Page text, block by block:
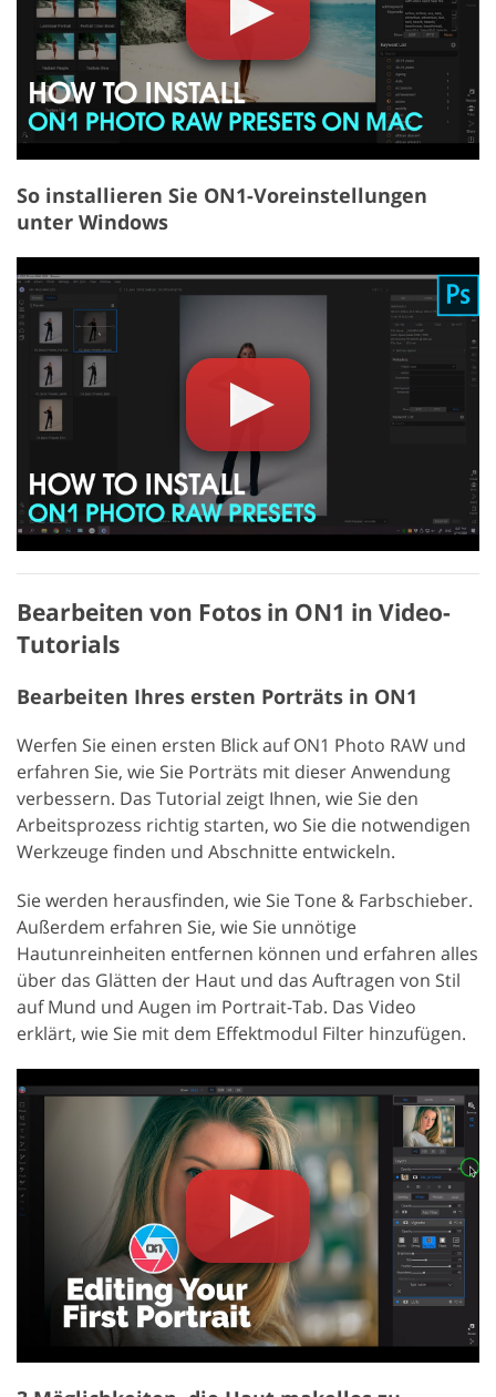
So installieren Sie ON1-Voreinstellungen
unter Windows
Bearbeiten von Fotos in ON1 in Video-
Tutorials
Bearbeiten Ihres ersten Porträts in ON1
Werfen Sie einen ersten Blick auf ON1 Photo RAW und
erfahren Sie, wie Sie Porträts mit dieser Anwendung
verbessern. Das Tutorial zeigt Ihnen, wie Sie den
Arbeitsprozess richtig starten, wo Sie die notwendigen
Werkzeuge finden und Abschnitte entwickeln.
Sie werden herausfinden, wie Sie Tone & Farbschieber.
Außerdem erfahren Sie, wie Sie unnötige
Hautunreinheiten entfernen können und erfahren alles
über das Glätten der Haut und das Auftragen von Stil
auf Mund und Augen im Portrait-Tab. Das Video
erklärt, wie Sie mit dem Effektmodul Filter hinzufügen.